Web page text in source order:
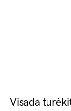
Visada